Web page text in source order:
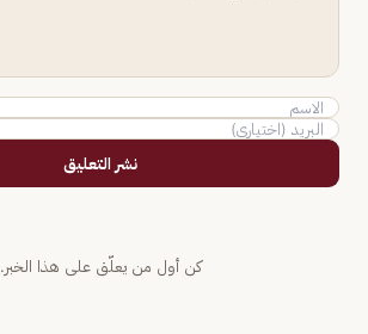
نشر التعليق
كن أول من يعلّق على هذا الخبر.